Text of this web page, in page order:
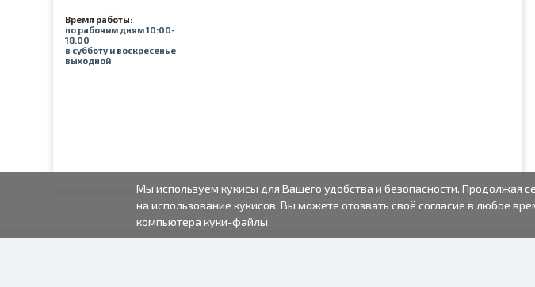
Время работы:
по рабочим дням 10:00-
18:00
в субботу и воскресенье
выходной
Мы используем кукисы для Вашего удобства и безопасности. Продолжая
на использование кукисов. Вы можете отозвать своё согласие в любое
компьютера куки-файлы.